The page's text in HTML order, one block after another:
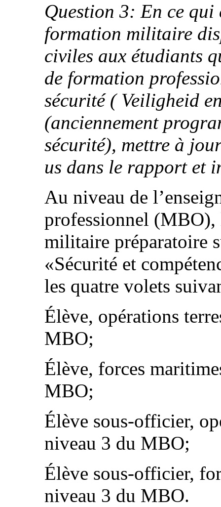
Question 3: En ce qui
formation militaire
civiles aux étudiants
de formation
sécurité ( Veiligheid
(anciennement
sécurité), mettre à
us dans le rapport et
Au niveau de
professionnel (MBO),
militaire préparatoire
«Sécurité et
les quatre volets
Élève, opérations
MBO;
Élève, forces
MBO;
Élève sous-officier,
niveau 3 du MBO;
Élève sous-officier,
niveau 3 du MBO.